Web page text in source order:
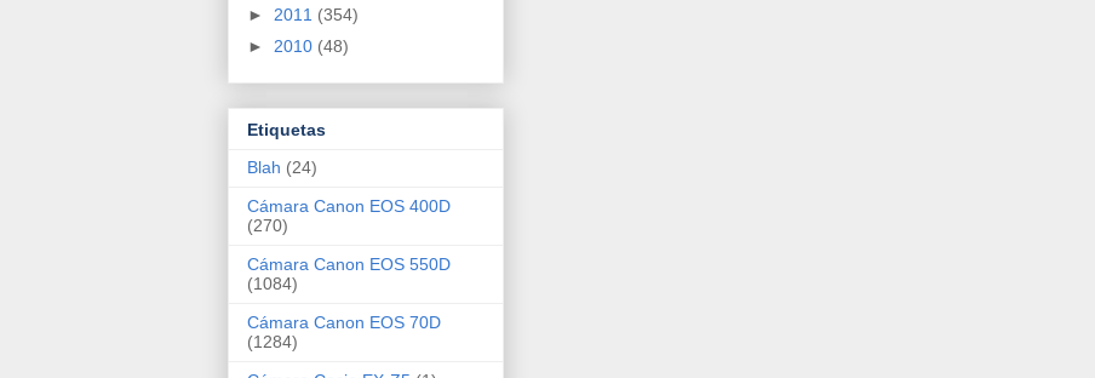
► 2011 (354)
► 2010 (48)
Etiquetas
Blah (24)
Cámara Canon EOS 400D
(270)
Cámara Canon EOS 550D
(1084)
Cámara Canon EOS 70D
(1284)